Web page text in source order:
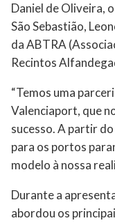
Daniel de Oliveira,
São Sebastião,
da ABTRA
Recintos
“Temos uma
Valenciaport, que
sucesso. A partir
para os portos
modelo à nossa
Durante a
abordou os